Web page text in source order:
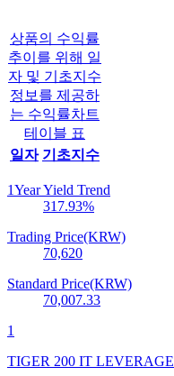
상품의 수익률
추이를 위해 일
자 및 기초지수
정보를 제공하
는 수익률차트
테이블 표
일자 기초지수
1Year Yield Trend
317.93%
Trading Price(KRW)
70,620
Standard Price(KRW)
70,007.33
1
TIGER 200 IT LEVERAGE